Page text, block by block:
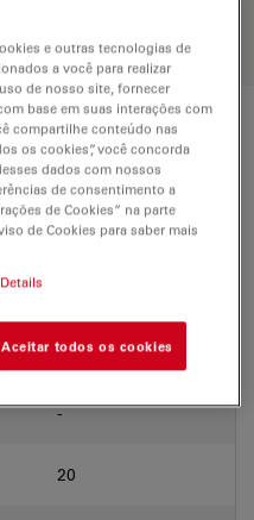
11556065
With
-
20
e outras tecnologias de
a você para realizar
de nosso site, fornecer
base em suas interações com
compartilhe conteúdo nas
os cookies”, você concorda
dados com nossos
de consentimento a
de Cookies” na parte
de Cookies para saber mais
Aceitar todos os cookies